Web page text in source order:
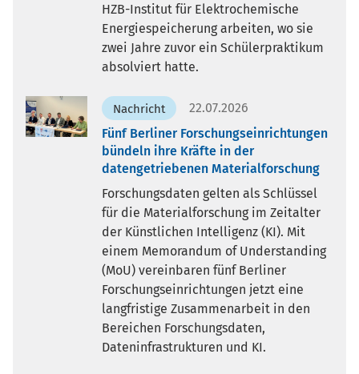
HZB-Institut für Elektrochemische
Energiespeicherung arbeiten, wo sie
zwei Jahre zuvor ein Schülerpraktikum
absolviert hatte.
Nachricht
22.07.2026
Fünf Berliner Forschungseinrichtungen
bündeln ihre Kräfte in der
datengetriebenen Materialforschung
Forschungsdaten gelten als Schlüssel
für die Materialforschung im Zeitalter
der Künstlichen Intelligenz (KI). Mit
einem Memorandum of Understanding
(MoU) vereinbaren fünf Berliner
Forschungseinrichtungen jetzt eine
langfristige Zusammenarbeit in den
Bereichen Forschungsdaten,
Dateninfrastrukturen und KI.